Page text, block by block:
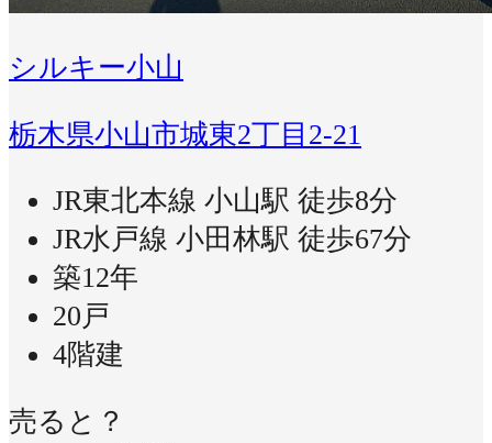
シルキー小山
栃木県小山市城東2丁目2-21
JR東北本線 小山駅 徒歩8分
JR水戸線 小田林駅 徒歩67分
築12年
20戸
4階建
売ると？